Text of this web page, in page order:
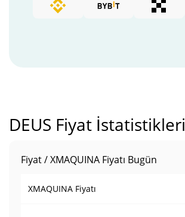
DEUS Fiyat İstatistikleri
Fiyat / XMAQUINA Fiyatı Bugün
XMAQUINA Fiyatı